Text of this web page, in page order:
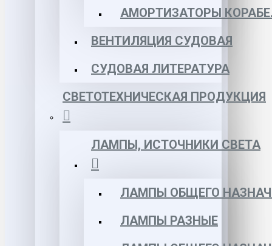
АМОРТИЗАТОРЫ
ВЕНТИЛЯЦИЯ СУДОВАЯ
СУДОВАЯ ЛИТЕРАТУРА
СВЕТОТЕХНИЧЕСКАЯ ПРОДУКЦИЯ
ЛАМПЫ, ИСТОЧНИКИ СВЕТА
ЛАМПЫ ОБЩЕГО
ЛАМПЫ РАЗНЫЕ